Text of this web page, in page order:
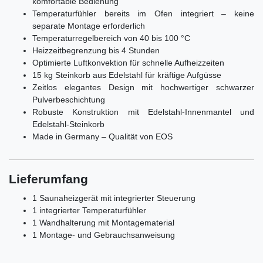
Temperaturfühler bereits im Ofen integriert – keine
separate Montage erforderlich
Temperaturregelbereich von 40 bis 100 °C
Heizzeitbegrenzung bis 4 Stunden
Optimierte Luftkonvektion für schnelle Aufheizzeiten
15 kg Steinkorb aus Edelstahl für kräftige Aufgüsse
Zeitlos elegantes Design mit hochwertiger schwarzer
Pulverbeschichtung
Robuste Konstruktion mit Edelstahl-Innenmantel und
Edelstahl-Steinkorb
Made in Germany – Qualität von EOS
Lieferumfang
1 Saunaheizgerät mit integrierter Steuerung
1 integrierter Temperaturfühler
1 Wandhalterung mit Montagematerial
1 Montage- und Gebrauchsanweisung